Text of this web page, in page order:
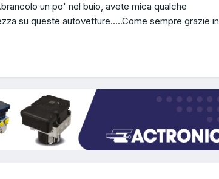
un po' nel buio, avete mica qualche
su queste autovetture.....Come sempre grazie in